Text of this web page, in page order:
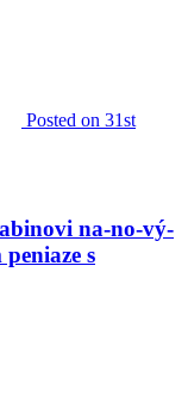
Posted on 31st
na-no-vý-
s